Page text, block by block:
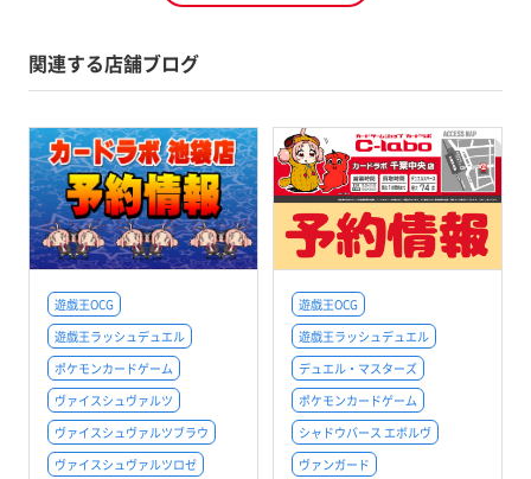
関連する店舗ブログ
遊戯王OCG
遊戯王ラッシュデュエル
ポケモンカードゲーム
ヴァイスシュヴァルツ
ヴァイスシュヴァルツブラウ
ヴァイスシュヴァルツロゼ
遊戯王OCG
遊戯王ラッシュデュエル
デュエル・マスターズ
ポケモンカードゲーム
シャドウバース エボルヴ
ヴァンガード